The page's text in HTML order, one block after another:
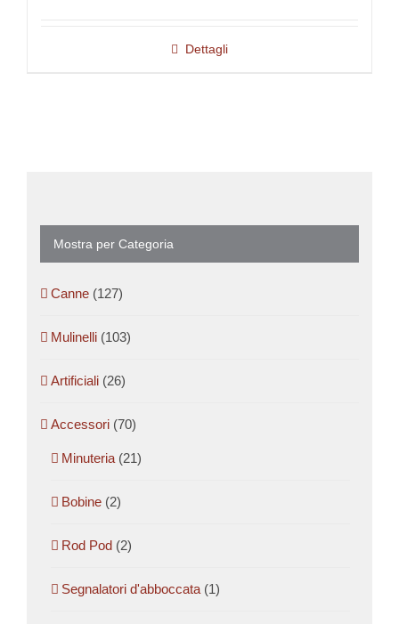
Dettagli
Mostra per Categoria
Canne (127)
Mulinelli (103)
Artificiali (26)
Accessori (70)
Minuteria (21)
Bobine (2)
Rod Pod (2)
Segnalatori d'abboccata (1)